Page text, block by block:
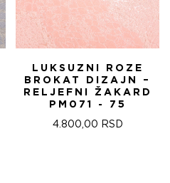
LUKSUZNI ROZE
BROKAT DIZAJN –
RELJEFNI ŽAKARD
PM071 - 75
4.800,00 RSD